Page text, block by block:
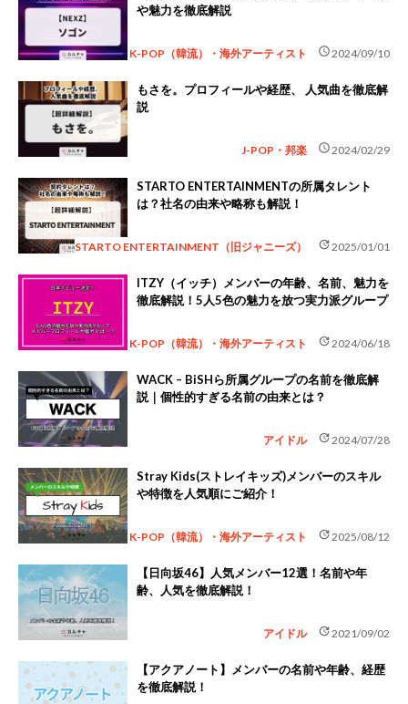
や魅力を徹底解説
K-POP（韓流）・海外アーティスト schedule2024/09/10
もさを。プロフィールや経歴、 人気曲を徹底解
説
J-POP・邦楽 schedule2024/02/29
STARTO ENTERTAINMENTの所属タレント
は？社名の由来や略称も解説！
STARTO ENTERTAINMENT（旧ジャニーズ） update2025/01/01
ITZY（イッチ）メンバーの年齢、名前、魅力を
徹底解説！5人5色の魅力を放つ実力派グループ
K-POP（韓流）・海外アーティスト update2024/06/18
WACK – BiSHら所属グループの名前を徹底解
説｜個性的すぎる名前の由来とは？
アイドル update2024/07/28
Stray Kids(ストレイキッズ)メンバーのスキル
や特徴を人気順にご紹介！
K-POP（韓流）・海外アーティスト update2025/08/12
【日向坂46】人気メンバー12選！名前や年
齢、人気を徹底解説！
アイドル update2021/09/02
【アクアノート】メンバーの名前や年齢、経歴
を徹底解説！